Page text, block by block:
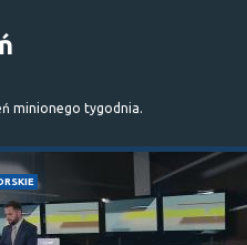
minionego tygodnia.